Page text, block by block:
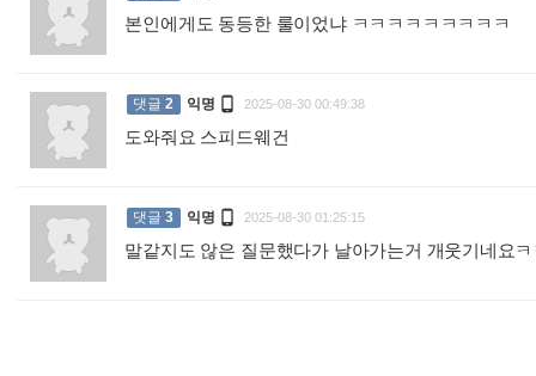
본인에게도 동등한 룰이었냐 ㅋㅋㅋㅋㅋㅋㅋㅋㅋ
댓글 2 익명  2025-08-30 00:49:38
도와줘요 스피드웨건
댓글 3 익명  2025-08-30 01:25:15
말같지도 않은 질문했다가 날아가는거 개웃기네요